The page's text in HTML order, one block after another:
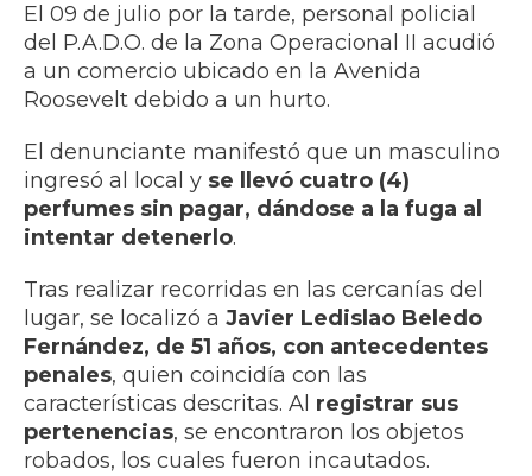
El 09 de julio por la tarde, personal policial
del P.A.D.O. de la Zona Operacional II acudió
a un comercio ubicado en la Avenida
Roosevelt debido a un hurto.
El denunciante manifestó que un masculino
ingresó al local y se llevó cuatro (4)
perfumes sin pagar, dándose a la fuga al
intentar detenerlo.
Tras realizar recorridas en las cercanías del
lugar, se localizó a Javier Ledislao Beledo
Fernández, de 51 años, con antecedentes
penales, quien coincidía con las
características descritas. Al registrar sus
pertenencias, se encontraron los objetos
robados, los cuales fueron incautados.